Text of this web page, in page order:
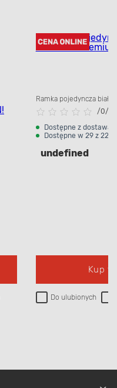
Ramka pojedyncza
/0/
Dostępne z dostawą
Dostępne w 29 z 228
undefined
Kup
Do ulubionych